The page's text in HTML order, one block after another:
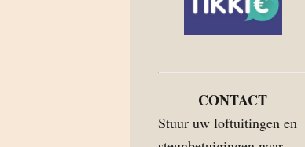
CONTACT
Stuur uw loftuitingen en